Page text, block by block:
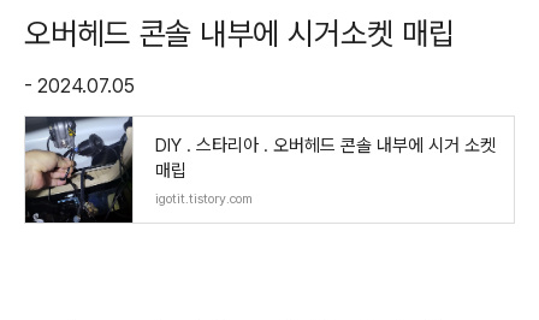
오버헤드 콘솔 내부에 시거소켓 매립
- 2024.07.05
DIY . 스타리아 . 오버헤드 콘솔 내부에 시거 소켓
매립
igotit.tistory.com